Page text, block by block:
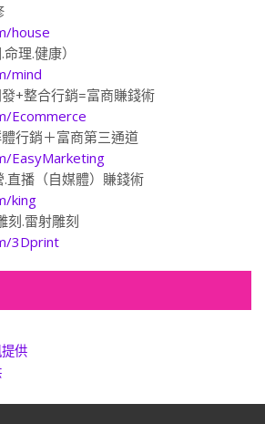
house
理.健康）
mind
+整合行銷=富商賺錢術
Ecommerce
行銷＋富商第三通道
EasyMarketing
直播（自媒體）賺錢術
king
刻.雷射雕刻
3Dprint
供